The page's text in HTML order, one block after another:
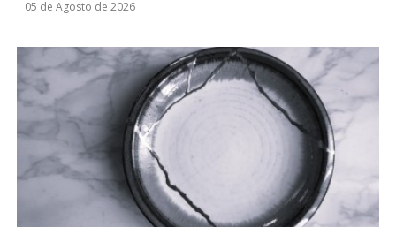
05 de Agosto de 2026